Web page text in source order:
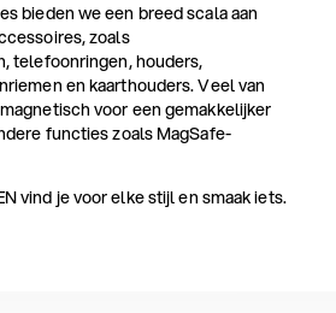
bieden we een breed scala aan
zoals
telefoonringen, houders,
en kaarthouders. Veel van
voor een gemakkelijker
functies zoals MagSafe-
vind je voor elke stijl en smaak iets.